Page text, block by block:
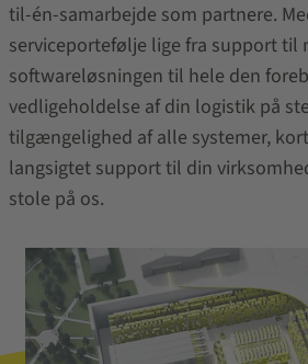
til-én-samarbejde som partnere.
serviceportefølje lige fra support til
softwareløsningen til hele den
vedligeholdelse af din logistik på
tilgængelighed af alle systemer,
langsigtet support til din
stole på os.